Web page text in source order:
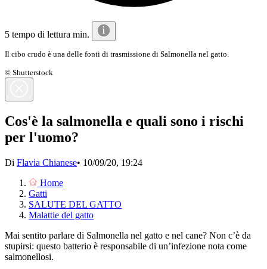
5 tempo di lettura min.
Il cibo crudo è una delle fonti di trasmissione di Salmonella nel gatto.
© Shutterstock
Cos'è la salmonella e quali sono i rischi
per l'uomo?
Di Flavia Chianese• 10/09/20, 19:24
Home
Gatti
SALUTE DEL GATTO
Malattie del gatto
Mai sentito parlare di Salmonella nel gatto e nel cane? Non c’è da
stupirsi: questo batterio è responsabile di un’infezione nota come
salmonellosi.